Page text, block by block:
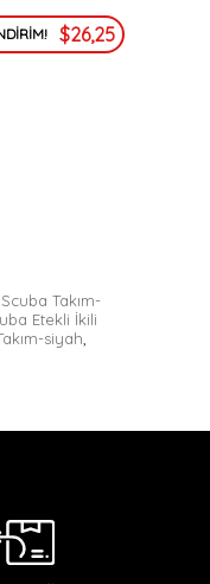
$26,25
Takım-
Etekli İkili
siyah,